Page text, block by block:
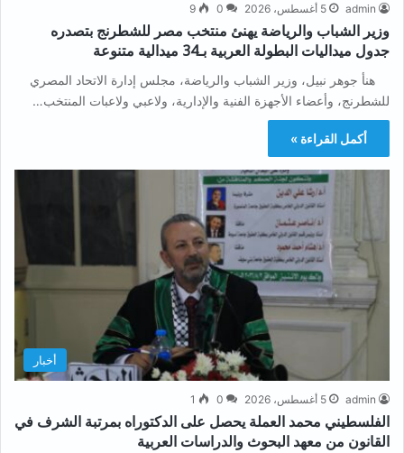
admin 5 أغسطس، 2026 0
9
وزير الشباب والرياضة يهنئ منتخب مصر للشطرنج بتصدره
جدول ميداليات البطولة العربية بـ34 ميدالية متنوعة
هنأ جوهر نبيل، وزير الشباب والرياضة، مجلس إدارة الاتحاد المصري
للشطرنج، وأعضاء الأجهزة الفنية والإدارية، ولاعبي ولاعبات المنتخب…
أكمل القراءة »
أخبار
admin 5 أغسطس، 2026 0
1
الفلسطيني محمد العملة يحصل على الدكتوراه بمرتبة الشرف في
القانون من معهد البحوث والدراسات العربية